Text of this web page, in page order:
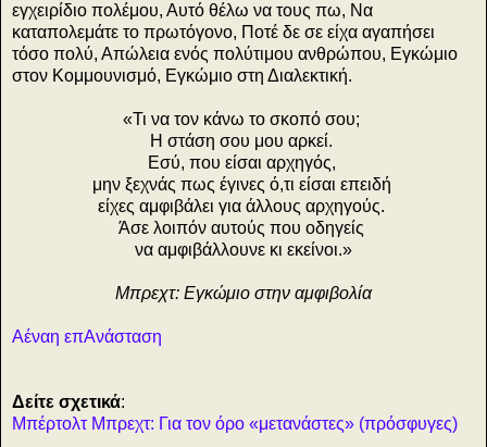
εγχειρίδιο πολέμου, Αυτό θέλω να τους πω, Να
καταπολεμάτε το πρωτόγονο, Ποτέ δε σε είχα αγαπήσει
τόσο πολύ, Απώλεια ενός πολύτιμου ανθρώπου, Εγκώμιο
στον Κομμουνισμό, Εγκώμιο στη Διαλεκτική.
«Τι να τον κάνω το σκοπό σου;
Η στάση σου μου αρκεί.
Εσύ, που είσαι αρχηγός,
μην ξεχνάς πως έγινες ό,τι είσαι επειδή
είχες αμφιβάλει για άλλους αρχηγούς.
Άσε λοιπόν αυτούς που οδηγείς
να αμφιβάλλουνε κι εκείνοι.»
Μπρεχτ: Εγκώμιο στην αμφιβολία
Αέναη επΑνάσταση
Δείτε σχετικά:
Μπέρτολτ Μπρεχτ: Για τον όρο «μετανάστες» (πρόσφυγες)